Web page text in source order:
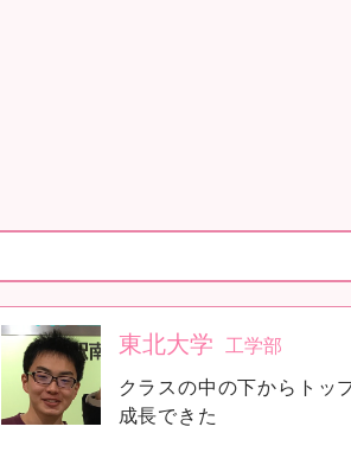
no
image
東北大学 工学部
クラスの中の下からトッ
成長できた